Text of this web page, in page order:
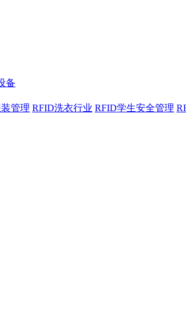
备
管理 RFID洗衣行业 RFID学生安全管理